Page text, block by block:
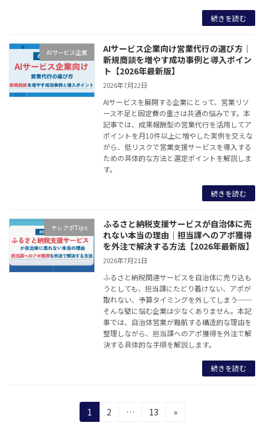
続きを読む
AIサービス企業
AIサービス企業向け営業代行の選び方｜
新規商談を増やす成功事例と導入ポイン
ト【2026年最新版】
2026年7月22日
AIサービスを展開する企業にとって、営業リソ
ース不足と固定費の重さは共通の悩みです。本
記事では、成果報酬型の営業代行を活用してア
ポイントを月10件以上に増やした実例を交えな
がら、低リスクで営業支援サービスを導入する
ための具体的な方法と選定ポイントを解説しま
す。
続きを読む
テレアポTips
ふるさと納税支援サービスが自治体に売
れない本当の理由｜担当課へのアポ獲得
を外注で解決する方法【2026年最新版】
2026年7月21日
ふるさと納税関連サービスを自治体に売り込も
うとしても、担当課にたどり着けない、アポが
取れない、予算タイミングを外してしまう──
そんな壁に悩む企業は少なくありません。本記
事では、自治体営業が難航する構造的な理由を
整理しながら、担当課へのアポ獲得を外注で解
決する具体的な手順を解説します。
続きを読む
固
定
1
固
2 …
固
13 »